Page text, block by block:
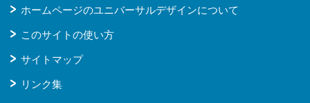
ホームページのユニバーサルデザインについて
このサイトの使い方
サイトマップ
リンク集